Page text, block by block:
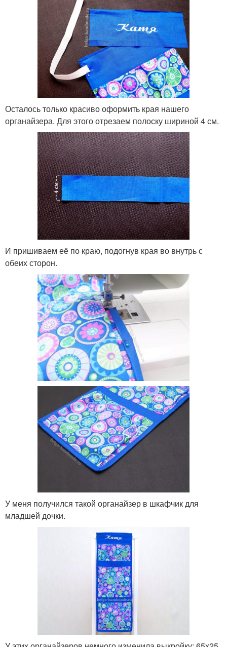
Осталось только красиво оформить края нашего
органайзера. Для этого отрезаем полоску шириной 4 см.
И пришиваем её по краю, подогнув края во внутрь с
обеих сторон.
У меня получился такой органайзер в шкафчик для
младшей дочки.